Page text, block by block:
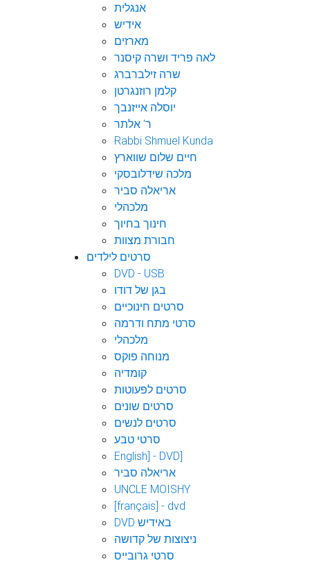
אנגלית
אידיש
מארזים
לאה פריד ושרה קיסנר
שרה זילברברג
קלמן רוזנגרטן
יוסלה אייזנבך
ר' אלתר
Rabbi Shmuel Kunda
חיים שלום שווארץ
מלכה שידלובסקי
אריאלה סביר
מלכהלי
חינוך בחיוך
חבורת מצוות
סרטים לילדים
DVD - USB
בגן של דודו
סרטים חינוכיים
סרטי מתח ודרמה
מלכהלי
מנוחה פוקס
קומדיה
סרטים לפעוטות
סרטים שונים
סרטים לנשים
סרטי טבע
English] - DVD]
אריאלה סביר
UNCLE MOISHY
[français] - dvd
DVD באידיש
ניצוצות של קדושה
סרטי גרובייס